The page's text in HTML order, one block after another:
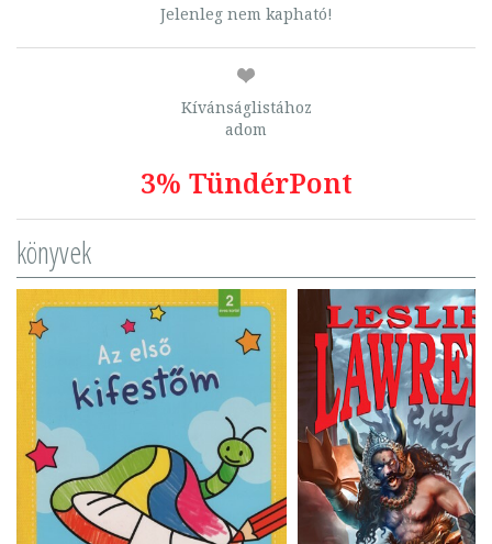
Jelenleg nem kapható!
Kívánságlistához
adom
3% TündérPont
könyvek